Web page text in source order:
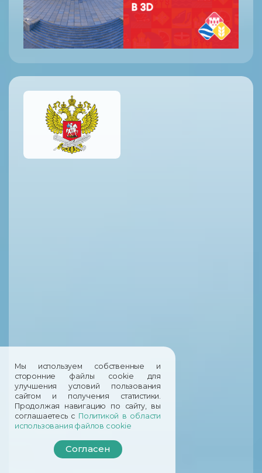
Мы используем собственные и
сторонние файлы cookie для
улучшения условий пользования
сайтом и получения статистики.
Продолжая навигацию по сайту, вы
соглашаетесь с Политикой в области
использования файлов cookie
Согласен